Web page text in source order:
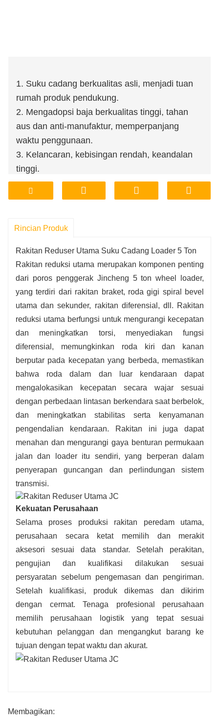
1. Suku cadang berkualitas asli, menjadi tuan
rumah produk pendukung.
2. Mengadopsi baja berkualitas tinggi, tahan
aus dan anti-manufaktur, memperpanjang
waktu penggunaan.
3. Kelancaran, kebisingan rendah, keandalan
tinggi.
4. Toko pabrik, mendukung pemrosesan
kustomisasi.
6. Penyimpanan pabrik, pengiriman,
Rincian Produk
Rakitan Reduser Utama Suku Cadang Loader 5 Ton
Rakitan reduksi utama merupakan komponen penting
dari poros penggerak Jincheng 5 ton wheel loader,
yang terdiri dari rakitan braket, roda gigi spiral bevel
utama dan sekunder, rakitan diferensial, dll. Rakitan
reduksi utama berfungsi untuk mengurangi kecepatan
dan meningkatkan torsi, menyediakan fungsi
diferensial, memungkinkan roda kiri dan kanan
berputar pada kecepatan yang berbeda, memastikan
bahwa roda dalam dan luar kendaraan dapat
mengalokasikan kecepatan secara wajar sesuai
dengan perbedaan lintasan berkendara saat berbelok,
dan meningkatkan stabilitas serta kenyamanan
pengendalian kendaraan. Rakitan ini juga dapat
menahan dan mengurangi gaya benturan permukaan
jalan dan loader itu sendiri, yang berperan dalam
penyerapan guncangan dan perlindungan sistem
transmisi.
Kekuatan Perusahaan
Selama proses produksi rakitan peredam utama,
perusahaan secara ketat memilih dan merakit
aksesori sesuai data standar. Setelah perakitan,
pengujian dan kualifikasi dilakukan sesuai
persyaratan sebelum pengemasan dan pengiriman.
Setelah kualifikasi, produk dikemas dan dikirim
dengan cermat. Tenaga profesional perusahaan
memilih perusahaan logistik yang tepat sesuai
kebutuhan pelanggan dan mengangkut barang ke
tujuan dengan tepat waktu dan akurat.
Membagikan: